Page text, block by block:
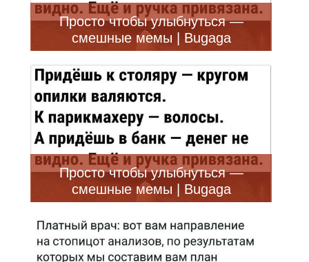
Просто чтобы улыбнуться —
смешные мемы | Bugaga
Просто чтобы улыбнуться —
смешные мемы | Bugaga